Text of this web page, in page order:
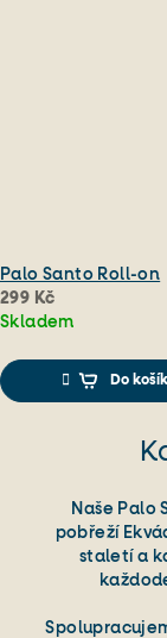
Palo Santo Roll-on
299 Kč
Skladem
hodnocení
produktu
Do
Naše Palo
pobřeží
staletí a